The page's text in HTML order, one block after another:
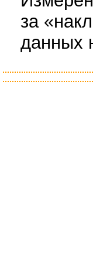
за
данных